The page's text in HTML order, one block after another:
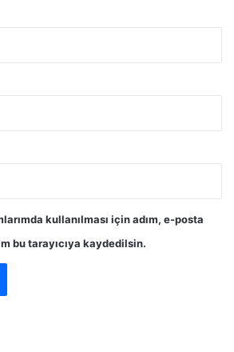
kullanılması için adım, e-posta
bu tarayıcıya kaydedilsin.